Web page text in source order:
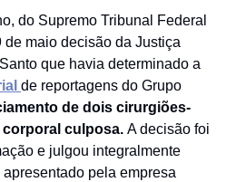
do Supremo Tribunal Federal
de maio decisão da Justiça
que havia determinado a
de reportagens do Grupo
de dois cirurgiões-
culposa. A decisão foi
e julgou integralmente
pela empresa